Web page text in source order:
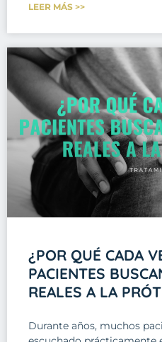
LEER MÁS >>
¿POR QUÉ CADA
PACIENTES
REALES A LA
Durante años, muchos